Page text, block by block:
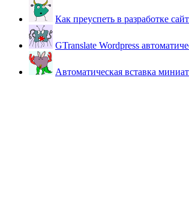
Как преуспеть в разработке
GTranslate Wordpress
Автоматическая вставка